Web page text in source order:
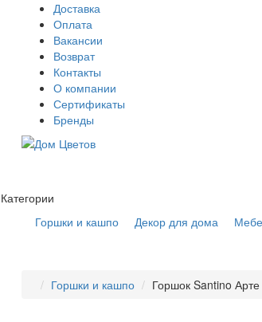
Доставка
Оплата
Вакансии
Возврат
Контакты
О компании
Сертификаты
Бренды
Категории
Горшки и кашпо
Декор для дома
Горшки и кашпо Горшок Santino